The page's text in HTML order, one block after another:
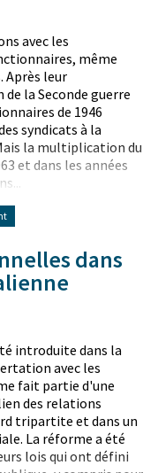
avec les
même
Après leur
la Seconde guerre
de 1946
syndicats à la
la multiplication du
et dans les années
dans
introduite dans la
avec les
fait partie d'une
des relations
tripartite et dans un
La réforme a été
lois qui ont défini